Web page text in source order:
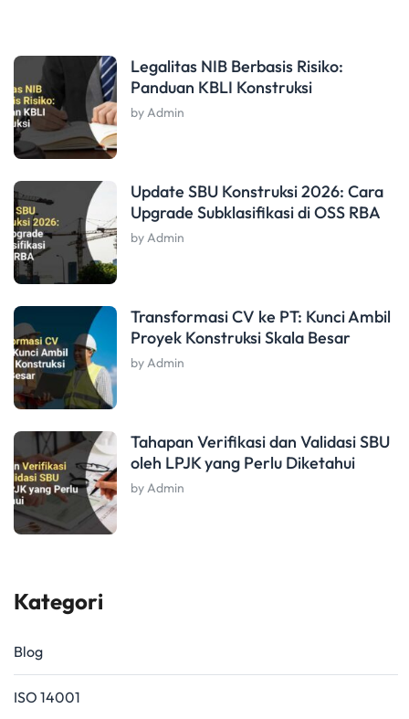
Legalitas NIB Berbasis Risiko:
Panduan KBLI Konstruksi
by Admin
Update SBU Konstruksi 2026: Cara
Upgrade Subklasifikasi di OSS RBA
by Admin
Transformasi CV ke PT: Kunci Ambil
Proyek Konstruksi Skala Besar
by Admin
Tahapan Verifikasi dan Validasi SBU
oleh LPJK yang Perlu Diketahui
by Admin
Kategori
Blog
ISO 14001